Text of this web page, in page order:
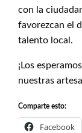
con la
favorezcan el
talento local.
¡Los
nuestras
Comparte esto:
Facebook